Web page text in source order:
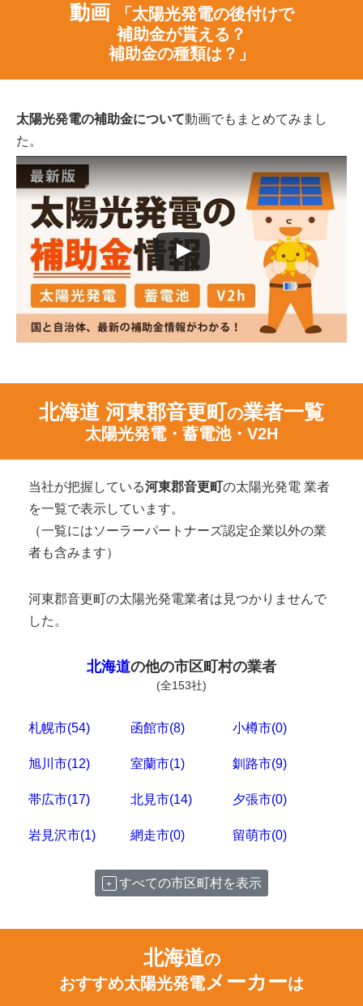
動画
「太陽光発電の後付けで
補助金が貰える？
補助金の種類は？」
太陽光発電の補助金について動画でもまとめてみまし
た。
北海道 河東郡音更町の業者一覧
太陽光発電・蓄電池・V2H
当社が把握している河東郡音更町の太陽光発電 業者
を一覧で表示しています。
（一覧にはソーラーパートナーズ認定企業以外の業
者も含みます）
河東郡音更町の太陽光発電業者は見つかりませんで
した。
北海道の他の市区町村の業者
(全153社)
札幌市(54) 函館市(8) 小樽市(0)
旭川市(12) 室蘭市(1) 釧路市(9)
帯広市(17) 北見市(14) 夕張市(0)
岩見沢市(1) 網走市(0) 留萌市(0)
すべての市区町村を表示
北海道の
おすすめ太陽光発電メーカーは